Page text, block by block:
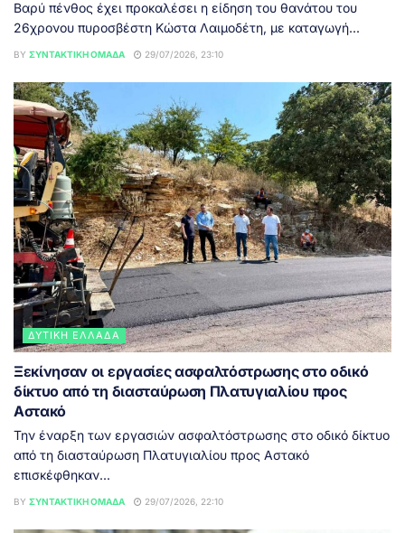
Βαρύ πένθος έχει προκαλέσει η είδηση του θανάτου του
26χρονου πυροσβέστη Κώστα Λαιμοδέτη, με καταγωγή...
BY ΣΥΝΤΑΚΤΙΚΉ ΟΜΆΔΑ 29/07/2026, 23:10
ΔΥΤΙΚΉ ΕΛΛΆΔΑ
Ξεκίνησαν οι εργασίες ασφαλτόστρωσης στο οδικό
δίκτυο από τη διασταύρωση Πλατυγιαλίου προς
Αστακό
Την έναρξη των εργασιών ασφαλτόστρωσης στο οδικό δίκτυο
από τη διασταύρωση Πλατυγιαλίου προς Αστακό
επισκέφθηκαν...
BY ΣΥΝΤΑΚΤΙΚΉ ΟΜΆΔΑ 29/07/2026, 22:10